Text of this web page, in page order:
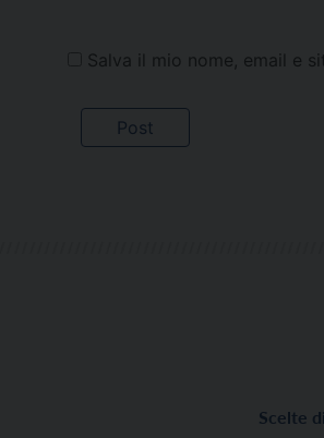
Salva il mio nome, email e
Scelte